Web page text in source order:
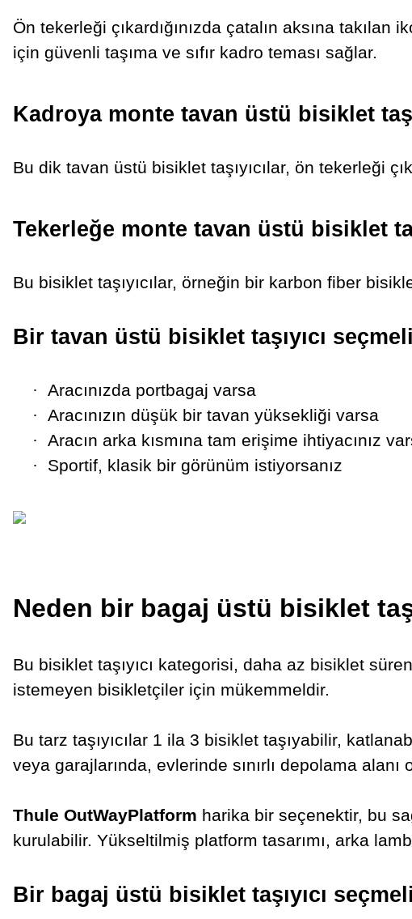
Ön tekerleği çıkardığınızda çatalın aksına
için güvenli taşıma ve sıfır kadro teması sağlar.
Kadroya monte tavan üstü bisiklet
Bu dik tavan üstü bisiklet taşıyıcılar, ön tekerleği
Tekerleğe monte tavan üstü bisiklet
Bu bisiklet taşıyıcılar, örneğin bir karbon fiber
Bir tavan üstü bisiklet taşıyıcı
· Aracınızda portbagaj varsa
· Aracınızın düşük bir tavan yüksekliği varsa
· Aracın arka kısmına tam erişime ihtiyacınız
·
Sportif, klasik bir görünüm istiyorsanız
Neden bir bagaj üstü bisiklet
Bu bisiklet taşıyıcı kategorisi, daha az bisiklet
istemeyen bisikletçiler için mükemmeldir.
Bu tarz taşıyıcılar 1 ila 3 bisiklet taşıyabilir,
veya garajlarında, evlerinde sınırlı depolama
Thule OutWayPlatform harika bir seçenektir, bu
kurulabilir. Yükseltilmiş platform tasarımı, arka
Bir bagaj üstü bisiklet taşıyıcı